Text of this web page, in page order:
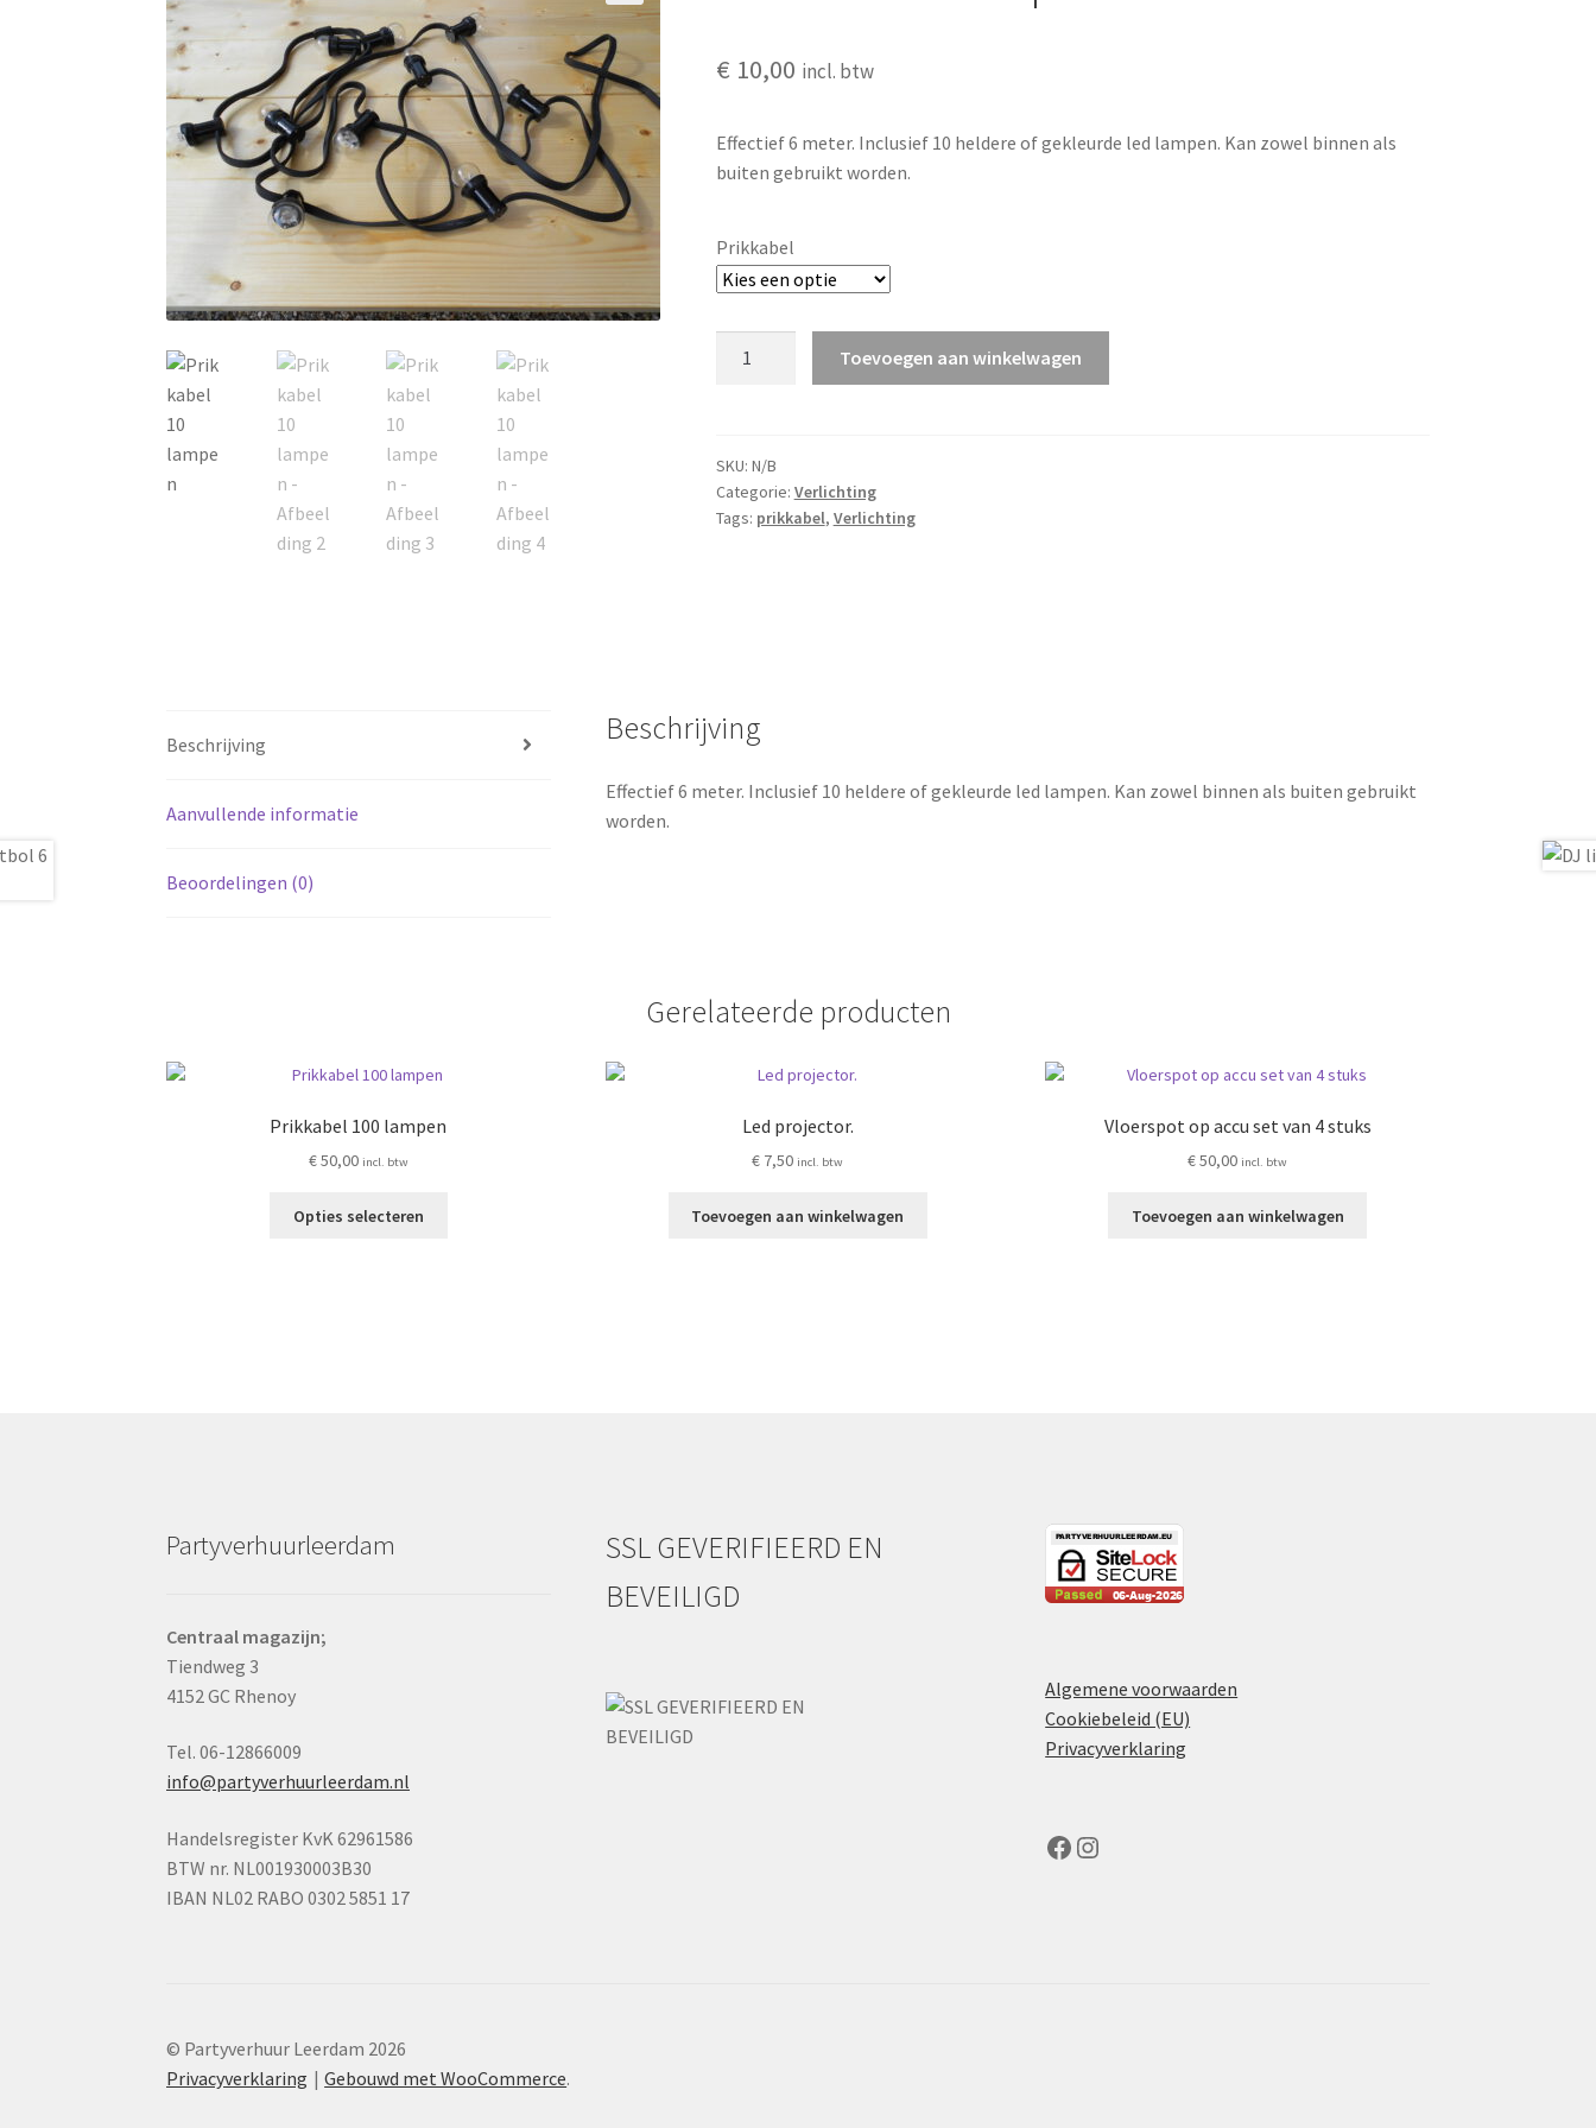
🔍
€ 10,00 incl. btw
Effectief 6 meter. Inclusief 10 heldere of gekleurde led lampen. Kan zowel binnen als
buiten gebruikt worden.
Prikkabel
Toevoegen aan winkelwagen
SKU: N/B
Categorie: Verlichting
Tags: prikkabel, Verlichting
Beschrijving
Aanvullende informatie
Beoordelingen (0)
Beschrijving
Effectief 6 meter. Inclusief 10 heldere of gekleurde led lampen. Kan zowel binnen als buiten gebruikt
worden.
Gerelateerde producten
Prikkabel 100 lampen
€50,00 incl. btw
Opties selecteren
Led projector.
€ 7,50 incl. btw
Toevoegen aan winkelwagen
Vloerspot op accu set van 4 stuks
€50,00 incl. btw
Toevoegen aan winkelwagen
Partyverhuurleerdam
Centraal magazijn;
Tiendweg 3
4152 GC Rhenoy
Tel. 06-12866009
info@partyverhuurleerdam.nl
Handelsregister KvK 62961586
BTW nr. NL001930003B30
IBAN NL02 RABO 0302 5851 17
SSL GEVERIFIEERD EN
BEVEILIGD
Algemene voorwaarden
Cookiebeleid (EU)
Privacyverklaring
Facebook
Instagram
© Partyverhuur Leerdam 2026
Privacyverklaring
Gebouwd met WooCommerce.